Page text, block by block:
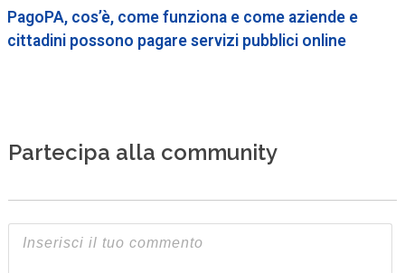
PagoPA, cos’è, come funziona e come aziende e
cittadini possono pagare servizi pubblici online
Partecipa alla community